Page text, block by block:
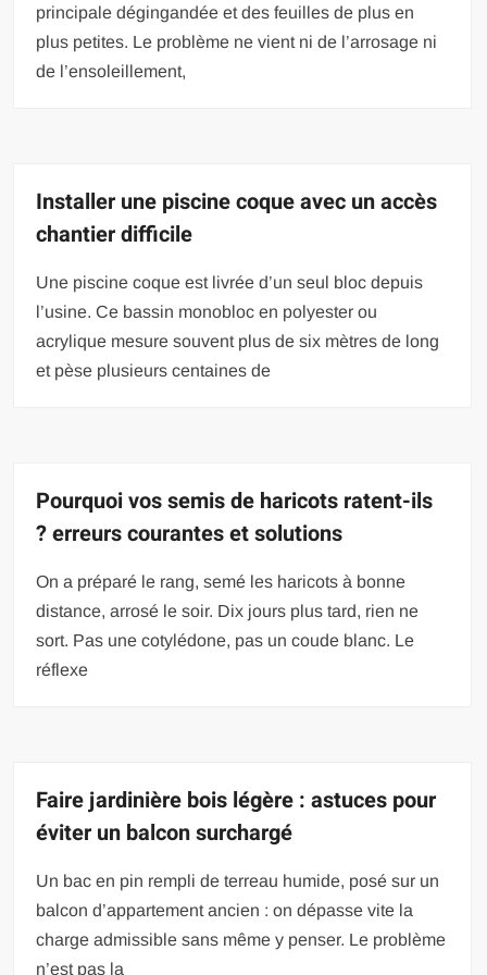
principale dégingandée et des feuilles de plus en
plus petites. Le problème ne vient ni de l’arrosage ni
de l’ensoleillement,
Installer une piscine coque avec un accès
chantier difficile
Une piscine coque est livrée d’un seul bloc depuis
l’usine. Ce bassin monobloc en polyester ou
acrylique mesure souvent plus de six mètres de long
et pèse plusieurs centaines de
Pourquoi vos semis de haricots ratent-ils
? erreurs courantes et solutions
On a préparé le rang, semé les haricots à bonne
distance, arrosé le soir. Dix jours plus tard, rien ne
sort. Pas une cotylédone, pas un coude blanc. Le
réflexe
Faire jardinière bois légère : astuces pour
éviter un balcon surchargé
Un bac en pin rempli de terreau humide, posé sur un
balcon d’appartement ancien : on dépasse vite la
charge admissible sans même y penser. Le problème
n’est pas la